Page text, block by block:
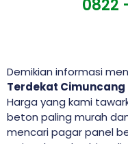
0822
Demikian informasi
Terdekat Cimuncang
Harga yang kami
beton paling murah
mencari pagar panel